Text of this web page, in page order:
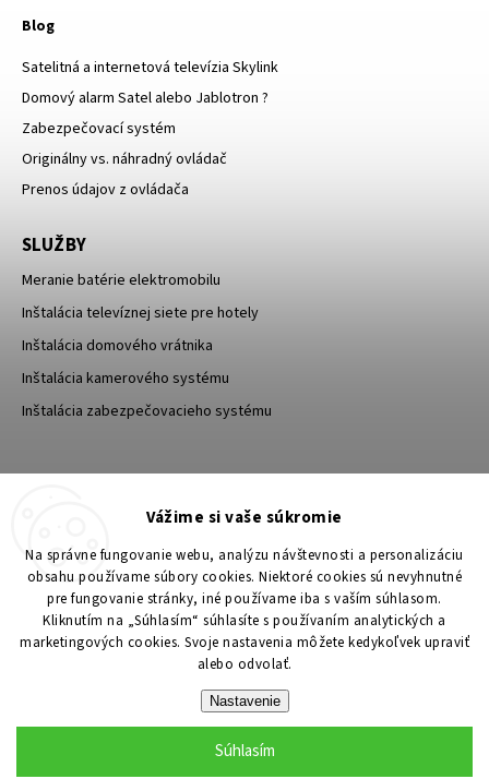
Vážime si vaše súkromie
Na správne fungovanie webu, analýzu návštevnosti a personalizáciu
obsahu používame súbory cookies. Niektoré cookies sú nevyhnutné
pre fungovanie stránky, iné používame iba s vaším súhlasom.
Kliknutím na „Súhlasím“ súhlasíte s používaním analytických a
marketingových cookies. Svoje nastavenia môžete kedykoľvek upraviť
alebo odvolať.
Nastavenie
Súhlasím
Blog
Satelitná a internetová televízia Skylink
Domový alarm Satel alebo Jablotron ?
Zabezpečovací systém
Originálny vs. náhradný ovládač
Prenos údajov z ovládača
SLUŽBY
Meranie batérie elektromobilu
Inštalácia televíznej siete pre hotely
Inštalácia domového vrátnika
Inštalácia kamerového systému
Inštalácia zabezpečovacieho systému